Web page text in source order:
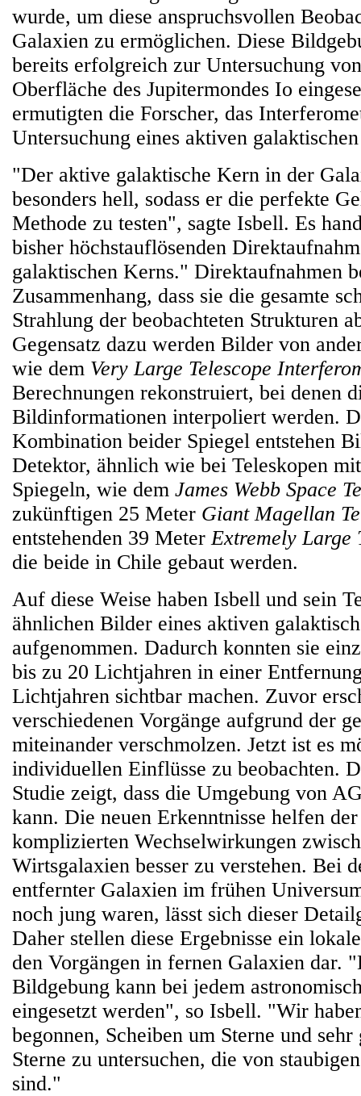
wurde, um diese anspruchsvollen
Galaxien zu ermöglichen. Diese
bereits erfolgreich zur Untersuchung
Oberfläche des Jupitermondes Io
ermutigten die Forscher, das
Untersuchung eines aktiven
"Der aktive galaktische Kern in der
besonders hell, sodass er die perfekte
Methode zu testen", sagte Isbell. Es
bisher höchstauflösenden
galaktischen Kerns." Direktaufnahmen
Zusammenhang, dass sie die gesamte
Strahlung der beobachteten Strukturen
Gegensatz dazu werden Bilder von
wie dem Very Large Telescope
Berechnungen rekonstruiert, bei denen
Bildinformationen interpoliert werden.
Kombination beider Spiegel entstehen
Detektor, ähnlich wie bei Teleskopen
Spiegeln, wie dem James Webb Space
zukünftigen 25 Meter Giant Magellan
entstehenden 39 MeterExtremely Large
die beide in Chile gebaut werden.
Auf diese Weise haben Isbell und sein
ähnlichen Bilder eines aktiven
aufgenommen. Dadurch konnten sie
bis zu 20 Lichtjahren in einer
Lichtjahren sichtbar machen. Zuvor
verschiedenen Vorgänge aufgrund der
miteinander verschmolzen. Jetzt ist es
individuellen Einflüsse zu beobachten.
Studie zeigt, dass die Umgebung von
kann. Die neuen Erkenntnisse helfen
komplizierten Wechselwirkungen
Wirtsgalaxien besser zu verstehen. Bei
entfernter Galaxien im frühen
noch jung waren, lässt sich dieser
Daher stellen diese Ergebnisse ein
den Vorgängen in fernen Galaxien dar.
Bildgebung kann bei jedem
eingesetzt werden", so Isbell. "Wir
begonnen, Scheiben um Sterne und
Sterne zu untersuchen, die von
sind."